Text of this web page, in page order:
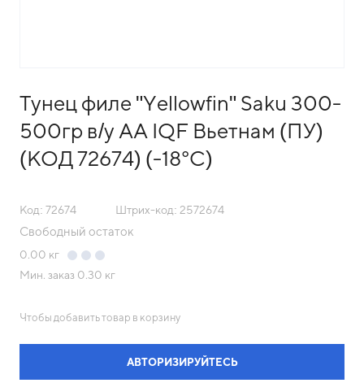
Тунец филе "Yellowfin" Saku 300-
500гр в/у AA IQF Вьетнам (ПУ)
(КОД 72674) (-18°С)
Код: 72674 Штрих-код: 2572674
Свободный остаток
0.00 кг
Мин. заказ 0.30 кг
Чтобы добавить товар в корзину
АВТОРИЗИРУЙТЕСЬ